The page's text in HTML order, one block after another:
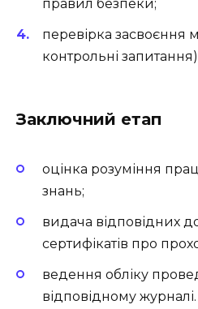
правил безпеки;
перевірка засвоєння
контрольні
Заключний етап
оцінка розуміння
знань;
видача відповідних
сертифікатів про
ведення обліку
відповідному журналі.